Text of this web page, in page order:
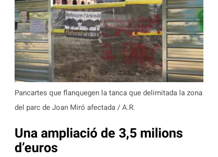
Pancartes que flanquegen la tanca que delimitada la zona
del parc de Joan Miró afectada / A.R.
Una ampliació de 3,5 milions
d’euros